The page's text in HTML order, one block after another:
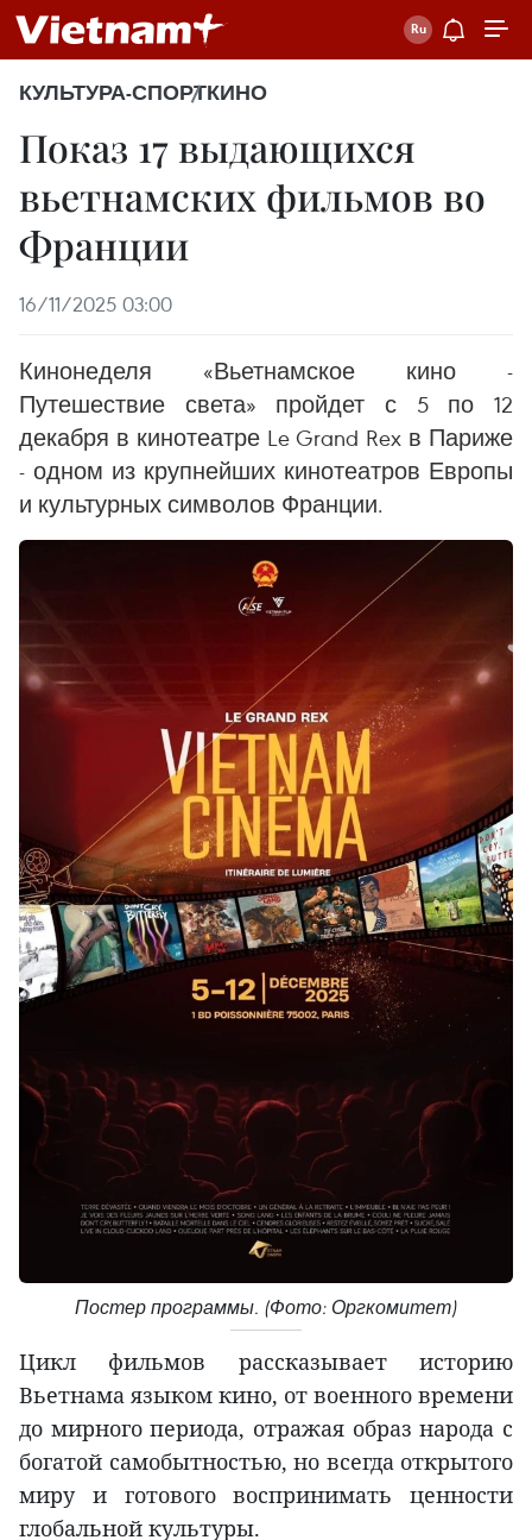
КУЛЬТУРА-СПОРТКИНО
Показ 17 выдающихся
вьетнамских фильмов во
Франции
16/11/2025 03:00
Кинонеделя «Вьетнамское кино -
Путешествие света» пройдет с 5 по 12
декабря в кинотеатре Le Grand Rex в Париже
- одном из крупнейших кинотеатров Европы
и культурных символов Франции.
Постер программы. (Фото: Оргкомитет)
Цикл фильмов рассказывает историю
Вьетнама языком кино, от военного времени
до мирного периода, отражая образ народа с
богатой самобытностью, но всегда открытого
миру и готового воспринимать ценности
глобальной культуры.